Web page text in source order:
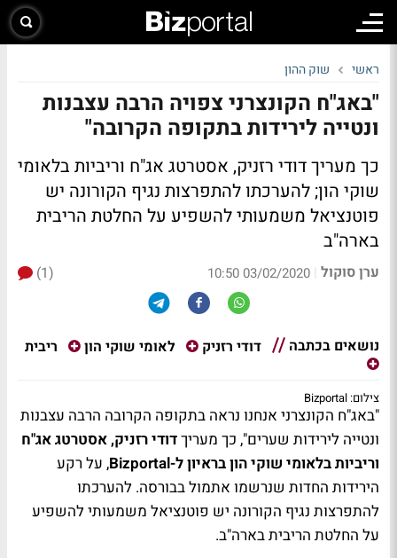
ראשי שוק ההון
"באג"ח הקונצרני צפויה הרבה עצבנות
ונטייה לירידות בתקופה הקרובה"
כך מעריך דודי רזניק, אסטרטג אג"ח וריביות בלאומי
שוקי הון; להערכתו להתפרצות נגיף הקורונה יש
פוטנציאל משמעותי להשפיע על החלטת הריבית
בארה"ב
ערן סוקול |
03/02/2020 10:50
(1)
נושאים בכתבה דודי רזניק לאומי שוקי הון ריבית
צילום: Bizportal
"באג"ח הקונצרני אנחנו נראה בתקופה הקרובה הרבה עצבנות
ונטייה לירידות שערים", כך מעריךדודי רזניק, אסטרטג אג"ח
וריביות בלאומי שוקי הון בראיון ל-Bizportal
, על רקע
הירידות החדות שנרשמו אתמול בבורסה. להערכתו
להתפרצות נגיף הקורונה יש פוטנציאל משמעותי להשפיע
על החלטת הריבית בארה"ב.